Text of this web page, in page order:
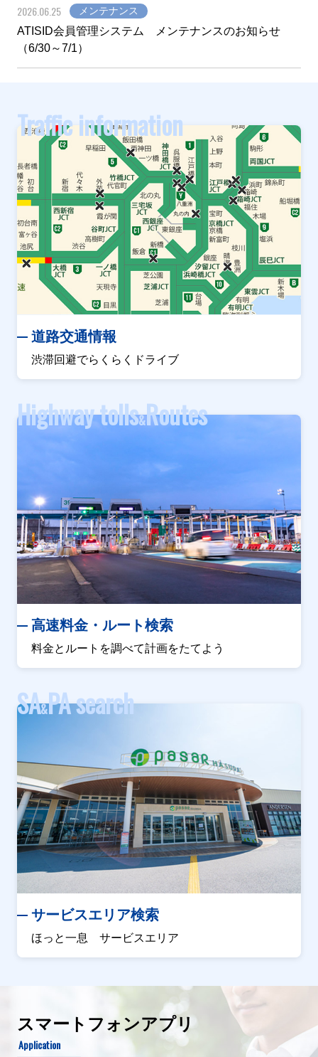
2026.06.25 メンテナンス
ATISID会員管理システム メンテナンスのお知らせ
（6/30～7/1）
Traffic information
道路交通情報
渋滞回避でらくらくドライブ
Highway tolls&Routes
高速料金・ルート検索
料金とルートを調べて計画をたてよう
SA&PA search
サービスエリア検索
ほっと一息 サービスエリア
スマートフォンアプリ
Application